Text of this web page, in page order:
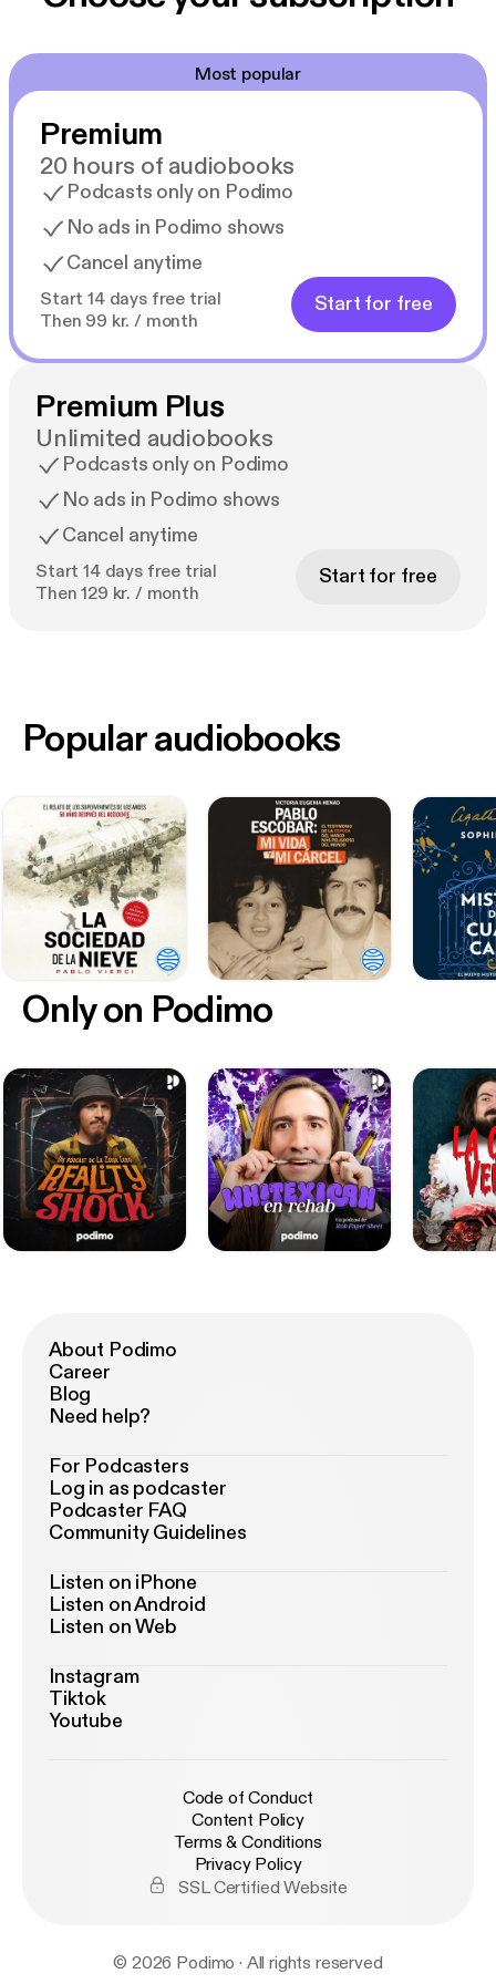
Most popular
Premium
20 hours of audiobooks
Podcasts only on Podimo
No ads in Podimo shows
Cancel anytime
Start 14 days free trial
Then 99 kr. / month
Start for free
Premium Plus
Unlimited audiobooks
Podcasts only on Podimo
No ads in Podimo shows
Cancel anytime
Start 14 days free trial
Then 129 kr. / month
Start for free
Only on Podimo
Popular audiobooks
About Podimo
Career
Blog
Need help?
For Podcasters
Log in as podcaster
Podcaster FAQ
Community Guidelines
Listen on iPhone
Listen on Android
Listen on Web
Instagram
Tiktok
Youtube
Code of Conduct
Content Policy
Terms & Conditions
Privacy Policy
SSL Certified Website
© 2026 Podimo · All rights reserved